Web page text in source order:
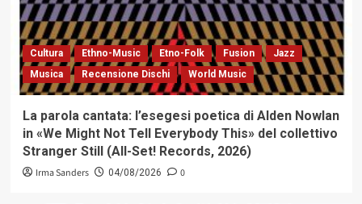
Cultura Ethno-Music Etno-Folk Fusion
Jazz
Musica
Recensione Dischi World Music
La parola cantata: l’esegesi poetica di Alden Nowlan
in «We Might Not Tell Everybody This» del collettivo
Stranger Still (All-Set! Records, 2026)
Irma Sanders 04/08/2026 0